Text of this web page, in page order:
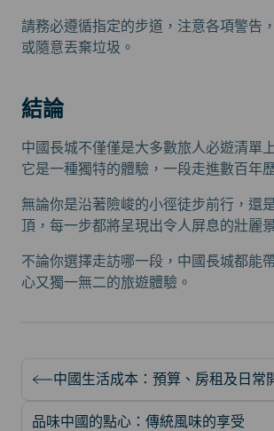
請務必遵循指定的步道，注意各項警告
或隨意丟棄垃圾。
結論
中國長城不僅僅是大多數旅人必遊清
它是一種獨特的體驗，一段走進數百年
無論你是沿著險峻的小徑徒步前行，還
頂，每一步都將呈現出令人屏息的壯麗
不論你選擇走訪哪一段，中國長城都能
心又獨一無二的旅遊體驗。
中國生活成本：預算、房租及日常
品味中國的點心：傳統風味的享受